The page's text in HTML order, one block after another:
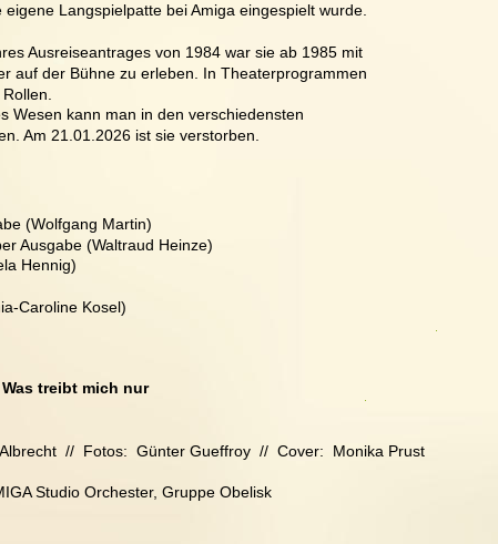
treibt mich nur
//  Fotos:  Günter Gueffroy  //  Cover:  Monika Prust
Studio Orchester, Gruppe Obelisk
Langspielpatte bei Amiga eingespielt wurde.
Ausreiseantrages von 1984 war sie ab 1985 mit
auf der Bühne zu erleben. In Theaterprogrammen
Wesen kann man in den verschiedensten
Am 21.01.2026 ist sie verstorben.
(Wolfgang Martin)
Ausgabe (Waltraud Heinze)
Hennig)
Caroline Kosel)